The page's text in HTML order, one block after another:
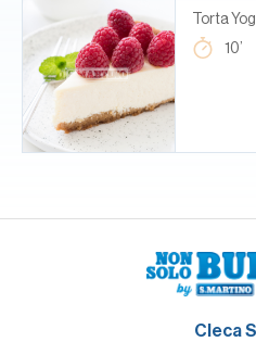
Torta
10’
Cleca